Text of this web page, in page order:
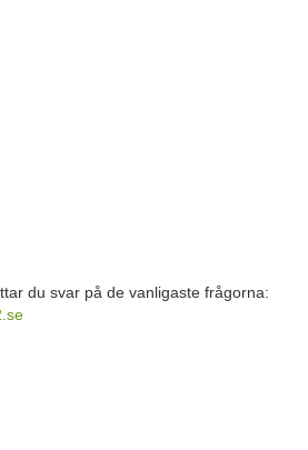
du svar på de vanligaste frågorna: